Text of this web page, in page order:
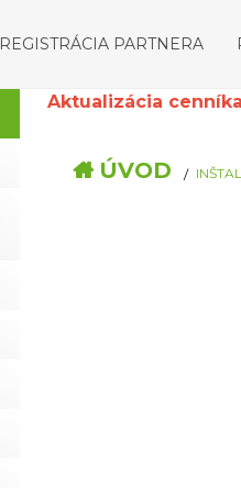
REGISTRÁCIA PARTNERA
Aktualizácia
ÚVOD